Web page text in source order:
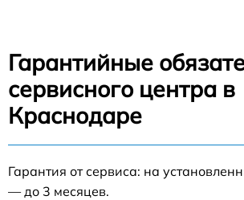
Гарантийные
сервисного центра в
Краснодаре
Гарантия от сервиса: на
— до 3 месяцев.